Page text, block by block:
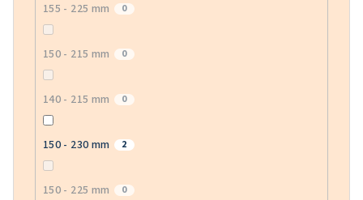
155 - 225 mm 0
150 - 215 mm 0
140 - 215 mm 0
150 - 230 mm 2
150 - 225 mm 0